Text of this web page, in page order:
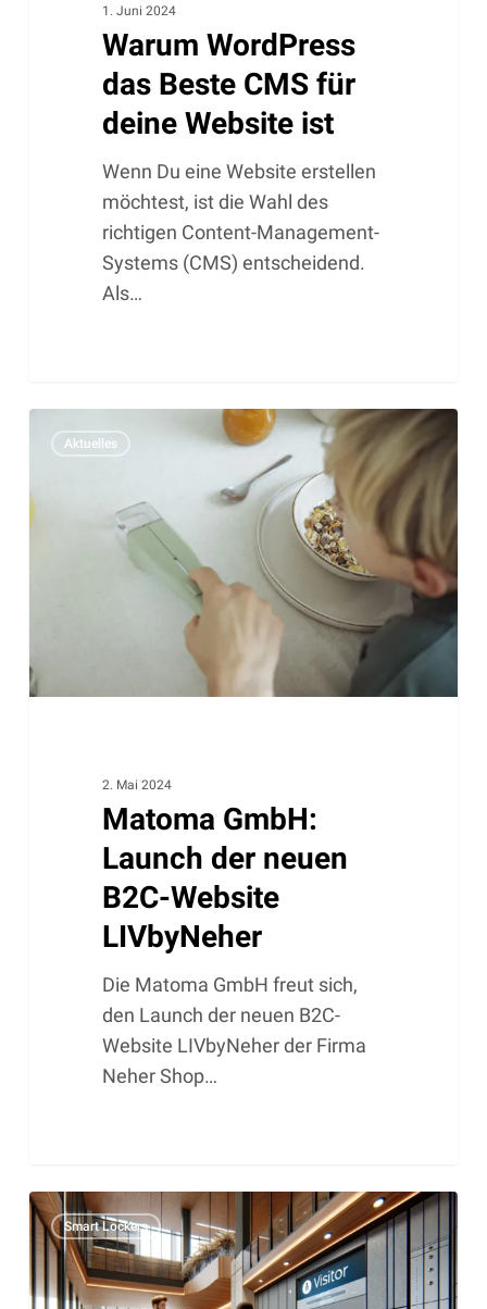
1. Juni 2024
Warum WordPress
das Beste CMS für
deine Website ist
Wenn Du eine Website erstellen
möchtest, ist die Wahl des
richtigen Content-Management-
Systems (CMS) entscheidend.
Als…
GmbH:
der
Aktuelles
2. Mai 2024
Matoma GmbH:
Launch der neuen
B2C-Website
LIVbyNeher
Die Matoma GmbH freut sich,
den Launch der neuen B2C-
Website LIVbyNeher der Firma
Neher Shop…
Smart
Lockers
Eingangsbereich
Smart Lockers